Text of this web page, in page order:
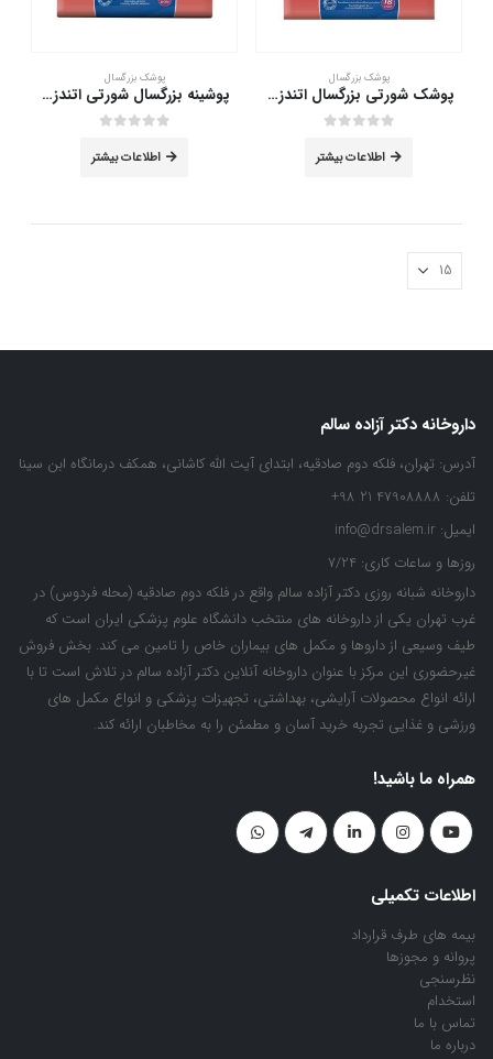
پوشک بزرگسال
پوشک شورتی بزرگسال اتندز 5 قطره سایز متوسط 18 عددی
اطلاعات بیشتر
پوشک بزرگسال
پوشینه بزرگسال شورتی اتندز 5 قطره سایز بزرگ 18 عددی
اطلاعات بیشتر
داروخانه دکتر آزاده سالم
آدرس: تهران، فلکه دوم صادقیه، ابتدای آیت الله کاشانی، همکف درمانگاه ابن سینا
تلفن: 47908888 21 98+
ایمیل: info@drsalem.ir
روزها و ساعات کاری: 7/24
داروخانه شبانه روزی دکتر آزاده سالم واقع در فلکه دوم صادقیه (محله فردوس) در
غرب تهران یکی از داروخانه های منتخب دانشگاه علوم پزشکی ایران است که
طیف وسیعی از داروها و مکمل های بیماران خاص را تامین می کند. بخش فروش
غیرحضوری این مرکز با عنوان داروخانه آنلاین دکتر آزاده سالم در تلاش است تا با
ارائه انواع محصولات آرایشی، بهداشتی، تجهیزات پزشکی و انواع مکمل های
ورزشی و غذایی تجربه خرید آسان و مطمئن را به مخاطبان ارائه کند.
همراه ما باشید!
اطلاعات تکمیلی
بیمه های طرف قرارداد
پروانه و مجوزها
نظرسنجی
استخدام
تماس با ما
درباره ما